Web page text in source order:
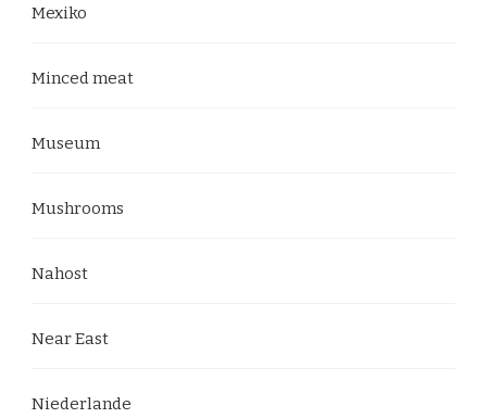
Mexiko
Minced meat
Museum
Mushrooms
Nahost
Near East
Niederlande